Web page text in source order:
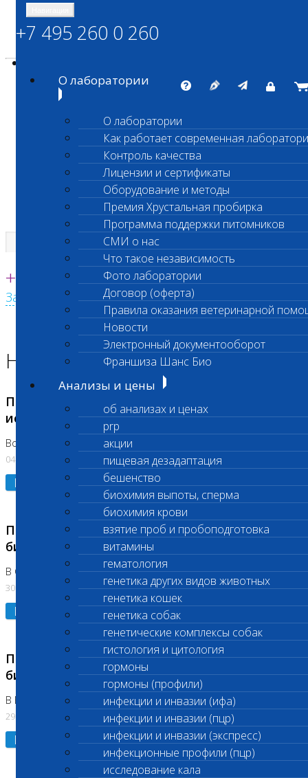
ШАНС БИО
Независимая ветеринарная лаборатория
Единая круглосуточная справочная
+7 495 260 0 260
Заказать звонок с сайта
+7 495 260 0 260
О лаборатории
О лаборатории
Как работает современная
Контроль качества
Лицензии и сертификаты
Оборудование и методы
Премия Хрустальная пробирка
Программа поддержки питомников
СМИ о нас
Что такое независимость
Фото лаборатории
Договор (оферта)
Правила оказания ветеринарной
Новости
Электронный документооборот
Франшиза Шанс Био
Анализы и цены
об анализах и ценах
prp
акции
пищевая дезадаптация
бешенство
биохимия выпоты, сперма
биохимия крови
взятие проб и пробоподготовка
витамины
гематология
генетика других видов животных
генетика кошек
генетика собак
генетические комплексы собак
гистология и цитология
гормоны
гормоны (профили)
инфекции и инвазии (ифа)
инфекции и инвазии (пцр)
инфекции и инвазии (экспресс)
инфекционные профили (пцр)
исследование кала
Главная страница
Новости лаборатории
Приостановка срочных биохимических
исследований
Во Владыкино
04.08.2026
Подробнее
Приостановлено выполнение срочных
биохимических исследований
В Сколково. Код (123,309,310)
30.07.2026
Подробнее
Приостановлено выполнение срочных
биохимических исследований
В Бутово 29.07.26
29.07.2026
Подробнее